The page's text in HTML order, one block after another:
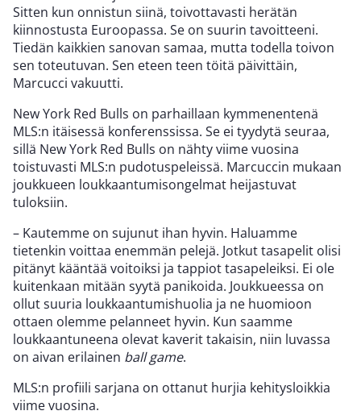
Sitten kun onnistun siinä, toivottavasti herätän
kiinnostusta Euroopassa. Se on suurin tavoitteeni.
Tiedän kaikkien sanovan samaa, mutta todella toivon
sen toteutuvan. Sen eteen teen töitä päivittäin,
Marcucci vakuutti.
New York Red Bulls on parhaillaan kymmenentenä
MLS:n itäisessä konferenssissa. Se ei tyydytä seuraa,
sillä New York Red Bulls on nähty viime vuosina
toistuvasti MLS:n pudotuspeleissä. Marcuccin mukaan
joukkueen loukkaantumisongelmat heijastuvat
tuloksiin.
– Kautemme on sujunut ihan hyvin. Haluamme
tietenkin voittaa enemmän pelejä. Jotkut tasapelit olisi
pitänyt kääntää voitoiksi ja tappiot tasapeleiksi. Ei ole
kuitenkaan mitään syytä panikoida. Joukkueessa on
ollut suuria loukkaantumishuolia ja ne huomioon
ottaen olemme pelanneet hyvin. Kun saamme
loukkaantuneena olevat kaverit takaisin, niin luvassa
on aivan erilainen ball game.
MLS:n profiili sarjana on ottanut hurjia kehitysloikkia
viime vuosina.